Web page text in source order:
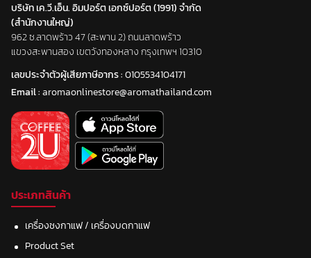
บริษัท เค.วี.เอ็น. อิมปอร์ต เอกซ์ปอร์ต (1991) จำกัด
(สำนักงานใหญ่)
962 ซ.ลาดพร้าว 47 (สะพาน 2) ถนนลาดพร้าว
แขวงสะพานสอง เขตวังทองหลาง กรุงเทพฯ 10310
เลขประจำตัวผู้เสียภาษีอากร :0105534104171
Email :aromaonlinestore@aromathailand.com
ประเภทสินค้า
เครื่องชงกาแฟ / เครื่องบดกาแฟ
Product Set